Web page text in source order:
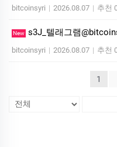
bitcoinsyri | 2026.08.07 | 추천
New s3J_텔래그램
bitcoinsyri | 2026.08.07 | 추천
1